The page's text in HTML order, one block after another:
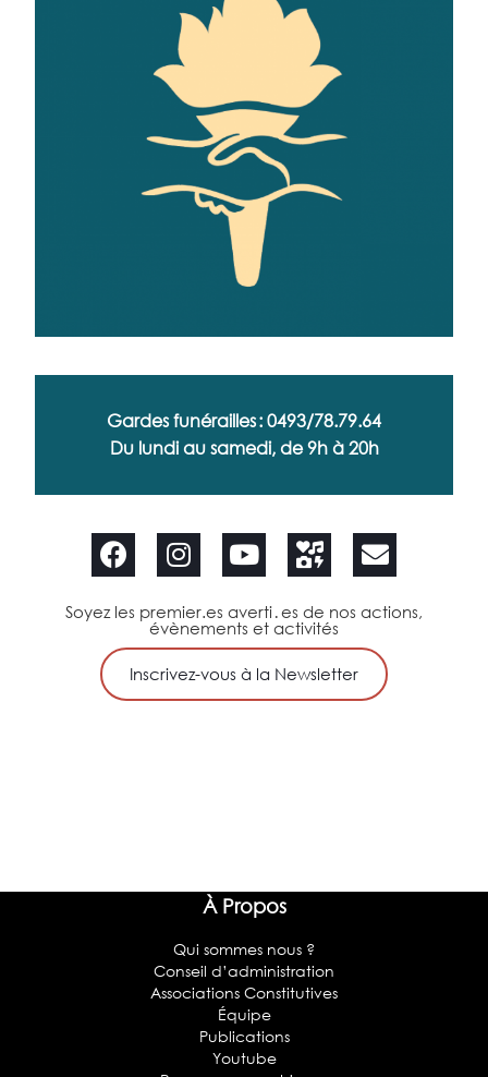
Gardes funérailles : 0493/78.79.64
Du lundi au samedi, de 9h à 20h
Soyez les premier.es averti․es de nos actions,
évènements et activités
Inscrivez-vous à la Newsletter
À Propos
Qui sommes nous ?
Conseil d’administration
Associations Constitutives
Équipe
Publications
Youtube